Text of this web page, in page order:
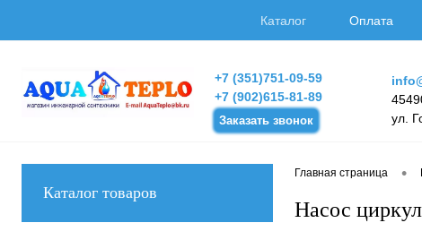
Каталог Оплата
+7 (351)751-09-59
+7 (902)615-81-89
Заказать звонок
ул.
Каталог товаров
Главная страница •
Насос